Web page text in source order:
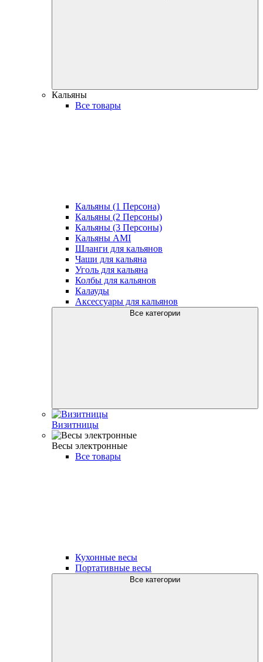
Кальяны
Все товары
Кальяны (1 Персона)
Кальяны (2 Персоны)
Кальяны (3 Персоны)
Кальяны AMI
Шланги для кальянов
Чаши для кальяна
Уголь для кальяна
Колбы для кальянов
Калауды
Аксессуары для кальянов
Все категории
Визитницы
Весы электронные
Все товары
Кухонные весы
Портативные весы
Все категории